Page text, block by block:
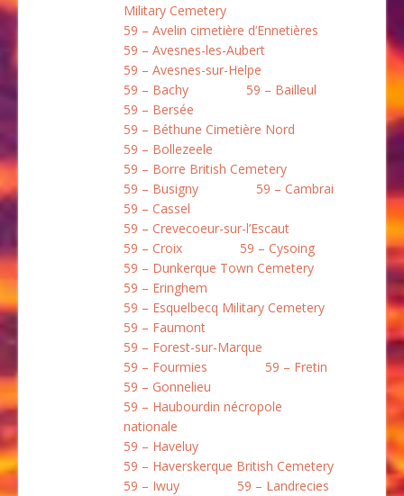
Military Cemetery
59 – Avelin cimetière d’Ennetières
59 – Avesnes-les-Aubert
59 – Avesnes-sur-Helpe
59 – Bachy
59 – Bailleul
59 – Bersée
59 – Béthune Cimetière Nord
59 – Bollezeele
59 – Borre British Cemetery
59 – Busigny
59 – Cambrai
59 – Cassel
59 – Crevecoeur-sur-l’Escaut
59 – Croix
59 – Cysoing
59 – Dunkerque Town Cemetery
59 – Eringhem
59 – Esquelbecq Military Cemetery
59 – Faumont
59 – Forest-sur-Marque
59 – Fourmies
59 – Fretin
59 – Gonnelieu
59 – Haubourdin nécropole
nationale
59 – Haveluy
59 – Haverskerque British Cemetery
59 – Iwuy
59 – Landrecies